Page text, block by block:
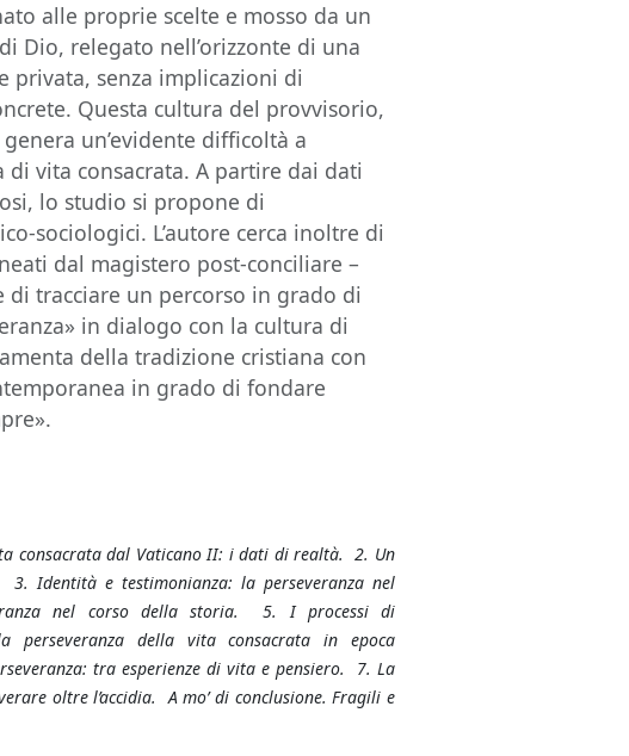
alle proprie scelte e mosso da un
Dio, relegato nell’orizzonte di una
privata, senza implicazioni di
Questa cultura del provvisorio,
un’evidente difficoltà a
vita consacrata. A partire dai dati
lo studio si propone di
sociologici. L’autore cerca inoltre di
dal magistero post-conciliare –
di tracciare un percorso in grado di
in dialogo con la cultura di
della tradizione cristiana con
in grado di fondare
consacrata dal Vaticano II: i dati di realtà. 2. Un
Identità e testimonianza: la perseveranza nel
nel corso della storia. 5. I processi di
perseveranza della vita consacrata in epoca
tra esperienze di vita e pensiero. 7. La
oltre l’accidia. A mo’ di conclusione. Fragili e